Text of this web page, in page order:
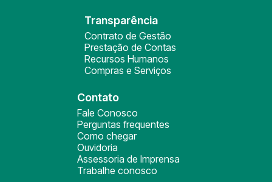
Transparência
Contrato de Gestão
Prestação de Contas
Recursos Humanos
Compras e Serviços
Contato
Fale Conosco
Perguntas frequentes
Como chegar
Ouvidoria
Assessoria de Imprensa
Trabalhe conosco